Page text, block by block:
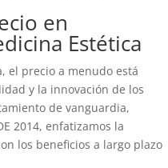
en
Estética
el precio a menudo está
y la innovación de los
de vanguardia,
2014, enfatizamos la
los beneficios a largo plazo